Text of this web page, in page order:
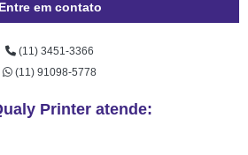
Entre em contato
(11) 3451-3366
(11) 91098-5778
Printer atende: